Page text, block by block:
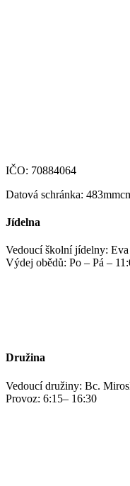
IČO: 70884064
Datová schránka:
Jídelna
Vedoucí školní jídelny: Eva
Výdej obědů: Po – Pá –
Družina
Vedoucí družiny: Bc.
Provoz: 6:15– 16:30